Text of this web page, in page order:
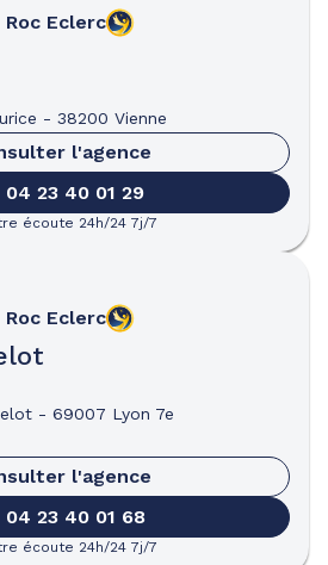
Roc Eclerc
- 38200 Vienne
l'agence
04 23 40 01 29
écoute 24h/24 7j/7
Roc Eclerc
- 69007 Lyon 7e
l'agence
04 23 40 01 68
écoute 24h/24 7j/7